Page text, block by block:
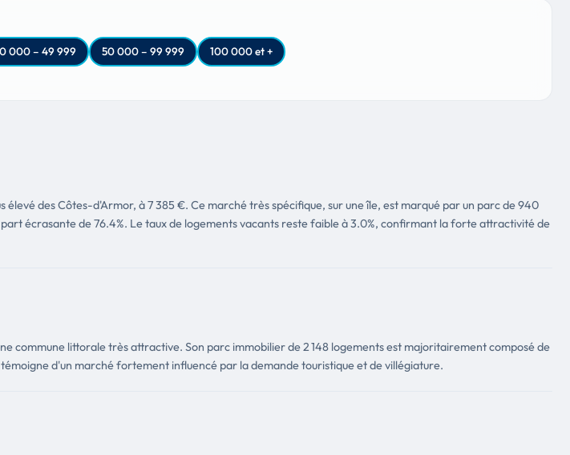
000 – 49 999 50 000 – 99 999 100 000 et +
des Côtes-d'Armor, à 7 385 €. Ce marché très spécifique, sur une île, est marqué par un parc de 940
écrasante de 76.4%. Le taux de logements vacants reste faible à 3.0%, confirmant la forte attractivité de
commune littorale très attractive. Son parc immobilier de 2 148 logements est majoritairement composé de
d'un marché fortement influencé par la demande touristique et de villégiature.